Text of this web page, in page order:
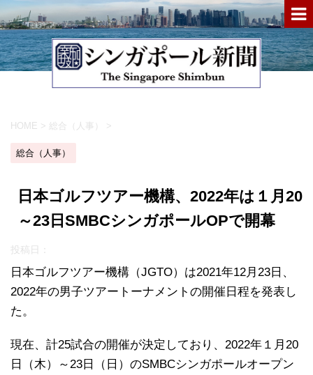
HOME > 総合（人事） >
総合（人事）
日本ゴルフツアー機構、2022年は１月20
～23日SMBCシンガポールOPで開幕
投稿日：
日本ゴルフツアー機構（JGTO）は2021年12月23日、
2022年の男子ツアートーナメントの開催日程を発表し
た。
現在、計25試合の開催が決定しており、2022年１月20
日（木）～23日（日）のSMBCシンガポールオープン